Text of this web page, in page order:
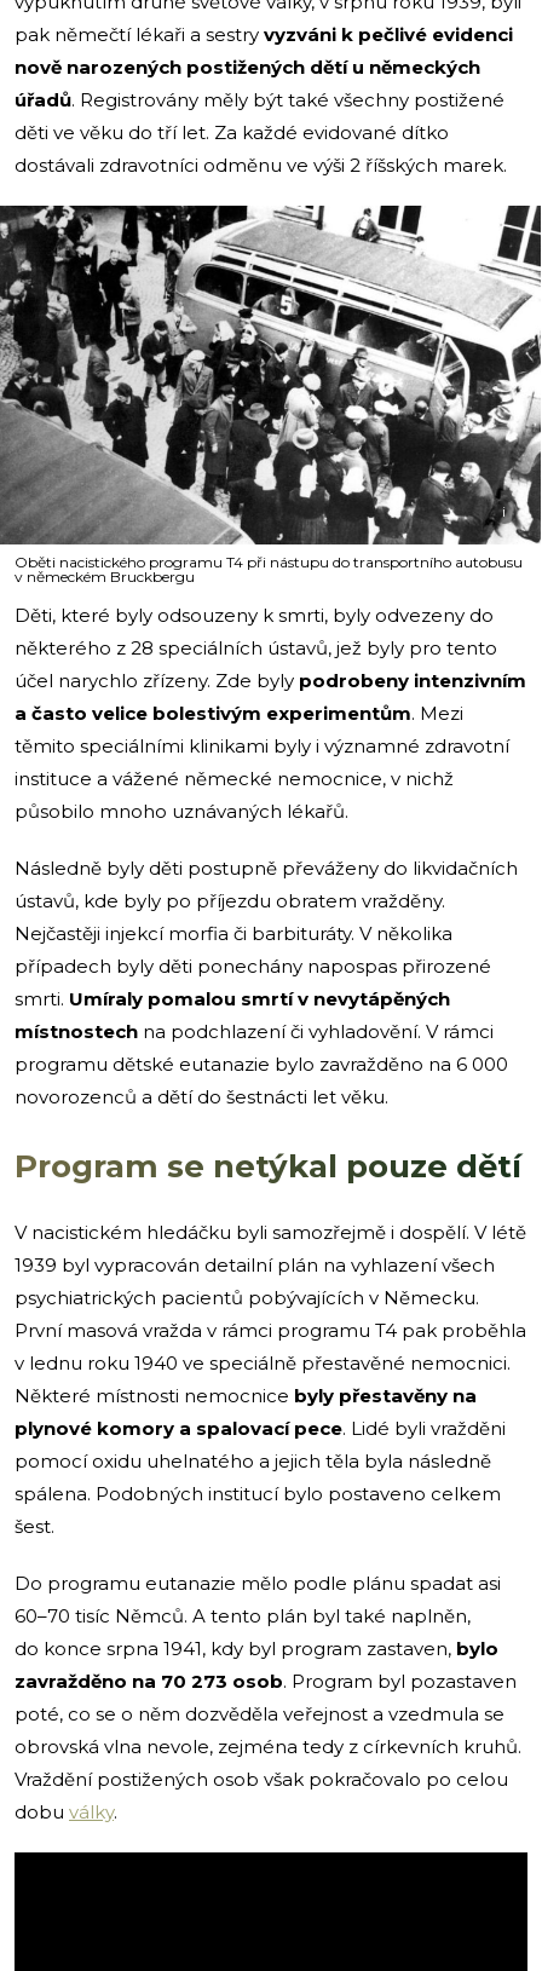
pak němečtí lékaři a sestry vyzváni k pečlivé evidenci
nově narozených postižených dětí u německých
úřadů. Registrovány měly být také všechny postižené
děti ve věku do tří let. Za každé evidované dítko
dostávali zdravotníci odměnu ve výši 2 říšských marek.
i
Oběti nacistického programu T4 při nástupu do transportního autobusu
v německém Bruckbergu
Děti, které byly odsouzeny k smrti, byly odvezeny do
některého z 28 speciálních ústavů, jež byly pro tento
účel narychlo zřízeny. Zde byly podrobeny intenzivním
a často velice bolestivým experimentům. Mezi
těmito speciálními klinikami byly i významné zdravotní
instituce a vážené německé nemocnice, v nichž
působilo mnoho uznávaných lékařů.
Následně byly děti postupně převáženy do likvidačních
ústavů, kde byly po příjezdu obratem vražděny.
Nejčastěji injekcí morfia či barbituráty. V několika
případech byly děti ponechány napospas přirozené
smrti. Umíraly pomalou smrtí v nevytápěných
místnostech na podchlazení či vyhladovění. V rámci
programu dětské eutanazie bylo zavražděno na 6 000
novorozenců a dětí do šestnácti let věku.
Program se netýkal pouze dětí
V nacistickém hledáčku byli samozřejmě i dospělí. V létě
1939 byl vypracován detailní plán na vyhlazení všech
psychiatrických pacientů pobývajících v Německu.
První masová vražda v rámci programu T4 pak proběhla
v lednu roku 1940 ve speciálně přestavěné nemocnici.
Některé místnosti nemocnice byly přestavěny na
plynové komory a spalovací pece. Lidé byli vražděni
pomocí oxidu uhelnatého a jejich těla byla následně
spálena. Podobných institucí bylo postaveno celkem
šest.
Do programu eutanazie mělo podle plánu spadat asi
60–70 tisíc Němců. A tento plán byl také naplněn,
do konce srpna 1941, kdy byl program zastaven, bylo
zavražděno na 70 273 osob. Program byl pozastaven
poté, co se o něm dozvěděla veřejnost a vzedmula se
obrovská vlna nevole, zejména tedy z církevních kruhů.
Vraždění postižených osob však pokračovalo po celou
dobu války.